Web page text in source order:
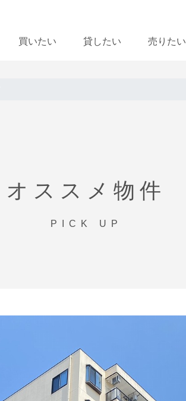
買いたい 貸したい 売りたい
オススメ物件
PICK UP